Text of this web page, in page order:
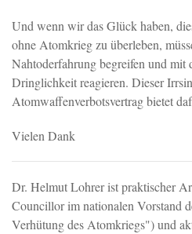
Und wenn wir das Glück haben,
ohne Atomkrieg zu überleben,
Nahtoderfahrung begreifen und mit
Dringlichkeit reagieren. Dieser
Atomwaffenverbotsvertrag bietet
Vielen Dank
Dr. Helmut Lohrer ist praktischer
Councillor im nationalen Vorstand
Verhütung des Atomkriegs") und